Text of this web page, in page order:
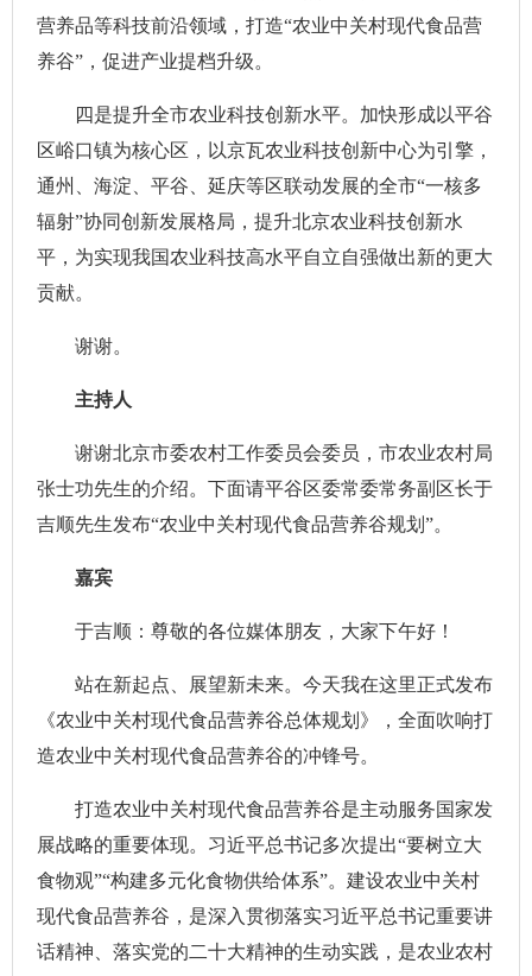
营养品等科技前沿领域，打造“农业中关村现代食品营
养谷”，促进产业提档升级。
四是提升全市农业科技创新水平。加快形成以平谷
区峪口镇为核心区，以京瓦农业科技创新中心为引擎，
通州、海淀、平谷、延庆等区联动发展的全市“一核多
辐射”协同创新发展格局，提升北京农业科技创新水
平，为实现我国农业科技高水平自立自强做出新的更大
贡献。
谢谢。
主持人
谢谢北京市委农村工作委员会委员，市农业农村局
张士功先生的介绍。下面请平谷区委常委常务副区长于
吉顺先生发布“农业中关村现代食品营养谷规划”。
嘉宾
于吉顺：尊敬的各位媒体朋友，大家下午好！
站在新起点、展望新未来。今天我在这里正式发布
《农业中关村现代食品营养谷总体规划》，全面吹响打
造农业中关村现代食品营养谷的冲锋号。
打造农业中关村现代食品营养谷是主动服务国家发
展战略的重要体现。习近平总书记多次提出“要树立大
食物观”“构建多元化食物供给体系”。建设农业中关村
现代食品营养谷，是深入贯彻落实习近平总书记重要讲
话精神、落实党的二十大精神的生动实践，是农业农村